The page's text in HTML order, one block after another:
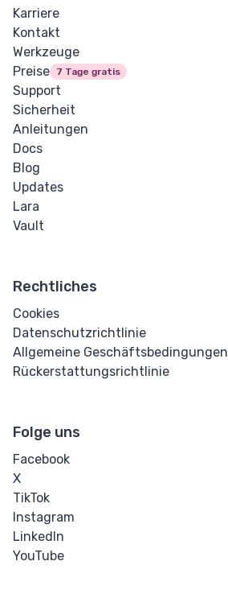
Karriere
Kontakt
Werkzeuge
Preise
7 Tage gratis
Support
Sicherheit
Anleitungen
Docs
Blog
Updates
Lara
Vault
Rechtliches
Cookies
Datenschutzrichtlinie
Allgemeine Geschäftsbedingungen
Rückerstattungsrichtlinie
Folge uns
Facebook
X
TikTok
Instagram
LinkedIn
YouTube